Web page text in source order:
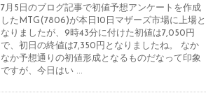
7月5日のブログ記事で初値予想アンケートを作成
したMTG(7806)が本日10日マザーズ市場に上場と
なりましたが、9時43分に付けた初値は7,050円
で、初日の終値は7,350円となりましたね。 なか
なか予想通りの初値形成となるものだなって印象
ですが、今日はい ...